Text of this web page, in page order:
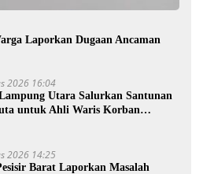
Laporkan Dugaan Ancaman
2026 16:04
Utara Salurkan Santunan
untuk Ahli Waris Korban
2026 14:25
Barat Laporkan Masalah